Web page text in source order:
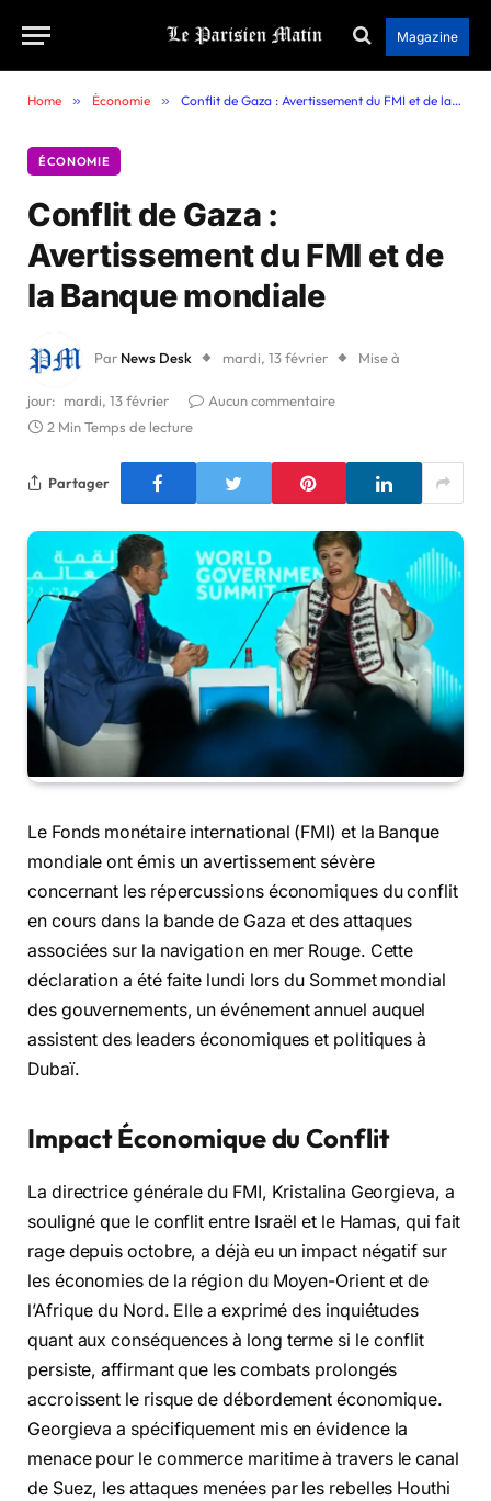
Magazine
Home » Économie » Conflit de Gaza : Avertissement du FMI et de la Banque mondiale
ÉCONOMIE
Conflit de Gaza :
Avertissement du FMI et de
la Banque mondiale
Par News Desk mardi, 13 février Mise à
jour: mardi, 13 février
Aucun commentaire
2 Min Temps de lecture
Partager
Le Fonds monétaire international (FMI) et la Banque
mondiale ont émis un avertissement sévère
concernant les répercussions économiques du conflit
en cours dans la bande de Gaza et des attaques
associées sur la navigation en mer Rouge. Cette
déclaration a été faite lundi lors du Sommet mondial
des gouvernements, un événement annuel auquel
assistent des leaders économiques et politiques à
Dubaï.
Impact Économique du Conflit
La directrice générale du FMI, Kristalina Georgieva, a
souligné que le conflit entre Israël et le Hamas, qui fait
rage depuis octobre, a déjà eu un impact négatif sur
les économies de la région du Moyen-Orient et de
l’Afrique du Nord. Elle a exprimé des inquiétudes
quant aux conséquences à long terme si le conflit
persiste, affirmant que les combats prolongés
accroissent le risque de débordement économique.
Georgieva a spécifiquement mis en évidence la
menace pour le commerce maritime à travers le canal
de Suez, les attaques menées par les rebelles Houthi